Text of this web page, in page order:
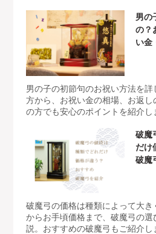
男の
の？
い金
男の子の初節句のお祝い方法を
方から、お祝い金の相場、お返
の方でも安心のポイントを紹介し
破魔
だけ
破魔
破魔弓の価格は種類によって大
からお手頃価格まで、破魔弓の
説。おすすめの破魔弓もご紹介し